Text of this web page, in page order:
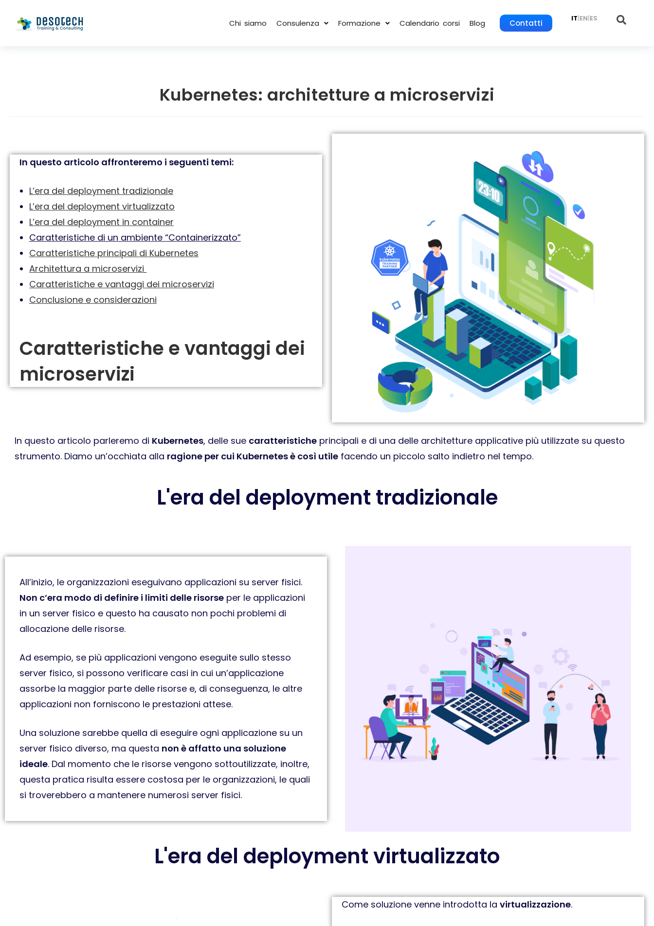
Chi siamo Consulenza Formazione Calendario corsi Blog Contatti IT|EN|ES
Kubernetes: architetture a microservizi
In questo articolo affronteremo i seguenti temi:
L’era del deployment tradizionale​
L’era del deployment virtualizzato​
L’era del deployment in container​
Caratteristiche di un ambiente “Containerizzato”​
Caratteristiche principali di Kubernetes
Architettura a microservizi
Caratteristiche e vantaggi dei microservizi
Conclusione e considerazioni
Caratteristiche e vantaggi dei
microservizi
In questo articolo parleremo di Kubernetes, delle sue caratteristiche principali e di una delle architetture applicative più utilizzate su questo
strumento. Diamo un’occhiata alla ragione per cui Kubernetes è così utile facendo un piccolo salto indietro nel tempo.
L'era del deployment tradizionale
All’inizio, le organizzazioni eseguivano applicazioni su server fisici.
Non c’era modo di definire i limiti delle risorse per le applicazioni
in un server fisico e questo ha causato non pochi problemi di
allocazione delle risorse.
Ad esempio, se più applicazioni vengono eseguite sullo stesso
server fisico, si possono verificare casi in cui un’applicazione
assorbe la maggior parte delle risorse e, di conseguenza, le altre
applicazioni non forniscono le prestazioni attese.
Una soluzione sarebbe quella di eseguire ogni applicazione su un
server fisico diverso, ma questa non è affatto una soluzione
ideale. Dal momento che le risorse vengono sottoutilizzate, inoltre,
questa pratica risulta essere costosa per le organizzazioni, le quali
si troverebbero a mantenere numerosi server fisici.
L'era del deployment virtualizzato
Come soluzione venne introdotta la virtualizzazione.